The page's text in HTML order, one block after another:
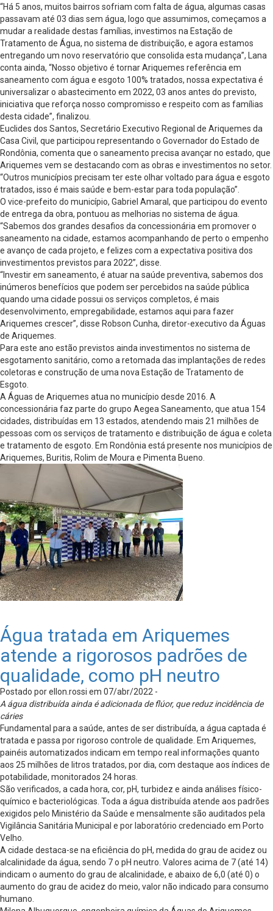
“Há 5 anos, muitos bairros sofriam com falta de água, algumas casas
passavam até 03 dias sem água, logo que assumimos, começamos a
mudar a realidade destas famílias, investimos na Estação de
Tratamento de Água, no sistema de distribuição, e agora estamos
entregando um novo reservatório que consolida esta mudança”, Lana
conta ainda, “Nosso objetivo é tornar Ariquemes referência em
saneamento com água e esgoto 100% tratados, nossa expectativa é
universalizar o abastecimento em 2022, 03 anos antes do previsto,
iniciativa que reforça nosso compromisso e respeito com as famílias
desta cidade”, finalizou.
Euclides dos Santos, Secretário Executivo Regional de Ariquemes da
Casa Civil, que participou representando o Governador do Estado de
Rondônia, comenta que o saneamento precisa avançar no estado, que
Ariquemes vem se destacando com as obras e investimentos no setor.
“Outros municípios precisam ter este olhar voltado para água e esgoto
tratados, isso é mais saúde e bem-estar para toda população”.
O vice-prefeito do município, Gabriel Amaral, que participou do evento
de entrega da obra, pontuou as melhorias no sistema de água.
“Sabemos dos grandes desafios da concessionária em promover o
saneamento na cidade, estamos acompanhando de perto o empenho
e avanço de cada projeto, e felizes com a expectativa positiva dos
investimentos previstos para 2022”, disse.
“Investir em saneamento, é atuar na saúde preventiva, sabemos dos
inúmeros benefícios que podem ser percebidos na saúde pública
quando uma cidade possui os serviços completos, é mais
desenvolvimento, empregabilidade, estamos aqui para fazer
Ariquemes crescer”, disse Robson Cunha, diretor-executivo da Águas
de Ariquemes.
Para este ano estão previstos ainda investimentos no sistema de
esgotamento sanitário, como a retomada das implantações de redes
coletoras e construção de uma nova Estação de Tratamento de
Esgoto.
A Águas de Ariquemes atua no município desde 2016. A
concessionária faz parte do grupo Aegea Saneamento, que atua 154
cidades, distribuídas em 13 estados, atendendo mais 21 milhões de
pessoas com os serviços de tratamento e distribuição de água e coleta
e tratamento de esgoto. Em Rondônia está presente nos municípios de
Ariquemes, Buritis, Rolim de Moura e Pimenta Bueno.
Água tratada em Ariquemes
atende a rigorosos padrões de
qualidade, como pH neutro
Postado por ellon.rossi em 07/abr/2022 -
A água distribuída ainda é adicionada de flúor, que reduz incidência de
cáries
Fundamental para a saúde, antes de ser distribuída, a água captada é
tratada e passa por rigoroso controle de qualidade. Em Ariquemes,
painéis automatizados indicam em tempo real informações quanto
aos 25 milhões de litros tratados, por dia, com destaque aos índices de
potabilidade, monitorados 24 horas.
São verificados, a cada hora, cor, pH, turbidez e ainda análises físico-
químico e bacteriológicas. Toda a água distribuída atende aos padrões
exigidos pelo Ministério da Saúde e mensalmente são auditados pela
Vigilância Sanitária Municipal e por laboratório credenciado em Porto
Velho.
A cidade destaca-se na eficiência do pH, medida do grau de acidez ou
alcalinidade da água, sendo 7 o pH neutro. Valores acima de 7 (até 14)
indicam o aumento do grau de alcalinidade, e abaixo de 6,0 (até 0) o
aumento do grau de acidez do meio, valor não indicado para consumo
humano.